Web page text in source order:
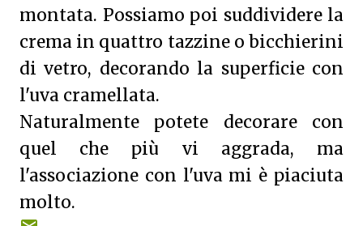
montata. Possiamo poi suddividere la
crema in quattro tazzine o bicchierini
di vetro, decorando la superficie con
l'uva cramellata.
Naturalmente potete decorare con
quel che più vi aggrada, ma
l'associazione con l'uva mi è piaciuta
molto.